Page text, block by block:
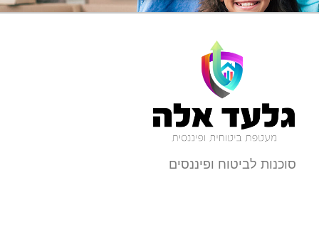
סוכנות לביטוח ופיננסים